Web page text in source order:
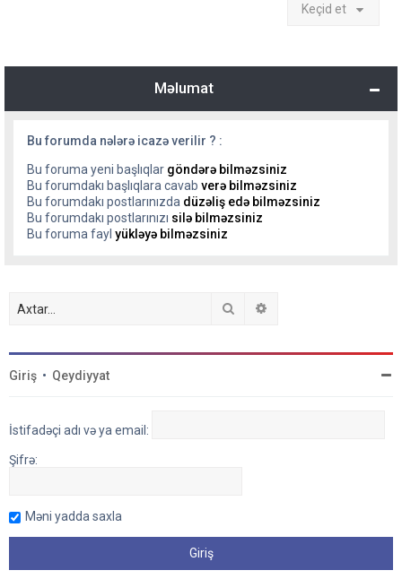
Keçid et
Məlumat
Bu forumda nələrə icazə verilir ? :
Bu foruma yeni başlıqlar göndərə bilməzsiniz
Bu forumdakı başlıqlara cavab verə bilməzsiniz
Bu forumdakı postlarınızda düzəliş edə bilməzsiniz
Bu forumdakı postlarınızı silə bilməzsiniz
Bu foruma fayl yükləyə bilməzsiniz
Axtar
Giriş • Qeydiyyat
İstifadəçi adı və ya email:
Şifrə:
Məni yadda saxla